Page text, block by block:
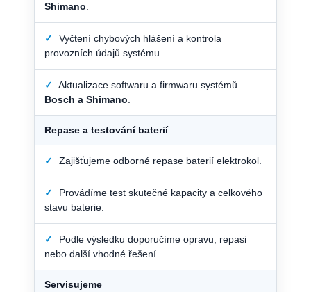
Shimano
✓
Vyčtení chybových hlášení a kontrola
provozních údajů systému.
✓
Aktualizace softwaru a firmwaru systémů
Bosch a Shimano
Repase a testování baterií
✓ Zajišťujeme odborné repase baterií elektrokol.
✓
Provádíme test skutečné kapacity a celkového
stavu baterie.
✓
Podle výsledku doporučíme opravu, repasi
nebo další vhodné řešení.
Servisujeme